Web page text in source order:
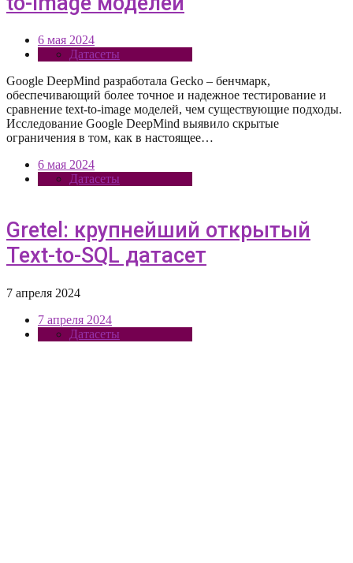
6 мая 2024
Датасеты
Google DeepMind разработала Gecko – бенчмарк,
обеспечивающий более точное и надежное тестирование и
сравнение text-to-image моделей, чем существующие подходы.
Исследование Google DeepMind выявило скрытые
ограничения в том, как в настоящее…
6 мая 2024
Датасеты
Gretel: крупнейший открытый
Text-to-SQL датасет
7 апреля 2024
7 апреля 2024
Датасеты